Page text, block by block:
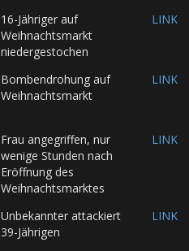
16-Jähriger auf
Weihnachtsmarkt
niedergestochen
LINK
Bombendrohung auf
Weihnachtsmarkt
LINK
Frau angegriffen, nur
wenige Stunden nach
Eröffnung des
Weihnachtsmarktes
LINK
Unbekannter attackiert
39-Jährigen
LINK